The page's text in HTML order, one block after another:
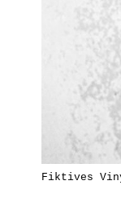
Fiktives